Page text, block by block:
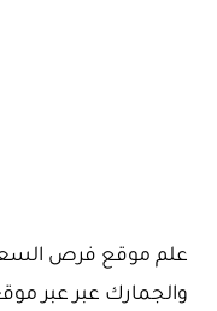
علم موقع فرص